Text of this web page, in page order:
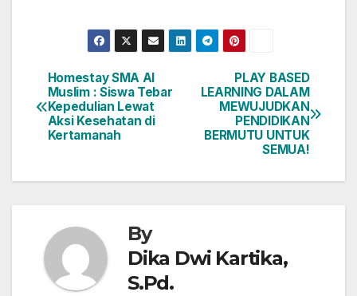
Post
navigation
PLAY BASED
LEARNING DALAM
MEWUJUDKAN
PENDIDIKAN
BERMUTU UNTUK
SEMUA!
Homestay SMA Al
Muslim : Siswa Tebar
Kepedulian Lewat
Aksi Kesehatan di
Kertamanah
By
Dika Dwi Kartika,
S.Pd.